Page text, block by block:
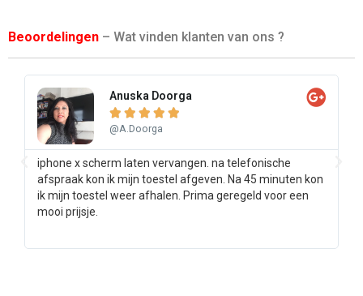
Beoordelingen – Wat vinden klanten van ons ?
Anuska Doorga
    
@A.Doorga
iphone x scherm laten vervangen. na telefonische
afspraak kon ik mijn toestel afgeven. Na 45 minuten kon
ik mijn toestel weer afhalen. Prima geregeld voor een
mooi prijsje.